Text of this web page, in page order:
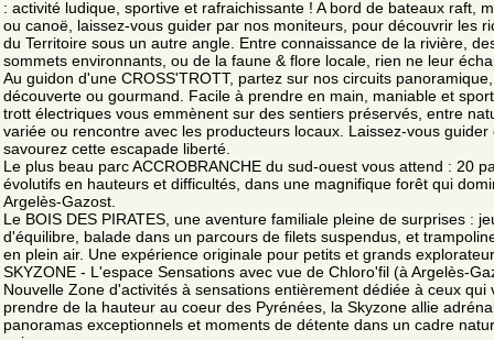
: activité ludique, sportive et rafraichissante ! A bord de bateaux raft,
ou canoë, laissez-vous guider par nos moniteurs, pour découvrir les
du Territoire sous un autre angle. Entre connaissance de la rivière,
sommets environnants, ou de la faune & flore locale, rien ne leur
Au guidon d'une CROSS'TROTT, partez sur nos circuits panoramique,
découverte ou gourmand. Facile à prendre en main, maniable et
trott électriques vous emmènent sur des sentiers préservés, entre
variée ou rencontre avec les producteurs locaux. Laissez-vous guider
savourez cette escapade liberté.
Le plus beau parc ACCROBRANCHE du sud-ouest vous attend : 20
évolutifs en hauteurs et difficultés, dans une magnifique forêt qui
Argelès-Gazost.
Le BOIS DES PIRATES, une aventure familiale pleine de surprises :
d'équilibre, balade dans un parcours de filets suspendus, et
en plein air. Une expérience originale pour petits et grands
SKYZONE - L'espace Sensations avec vue de Chloro'fil (à Argelès-
Nouvelle Zone d'activités à sensations entièrement dédiée à ceux qui
prendre de la hauteur au coeur des Pyrénées, la Skyzone allie
panoramas exceptionnels et moments de détente dans un cadre